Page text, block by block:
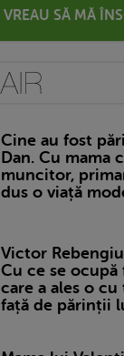
VREAU SĂ MĂ
Cine au fost
Dan. Cu mama
muncitor,
dus o viață
Victor
Cu ce se
care a ales o
față de părinții